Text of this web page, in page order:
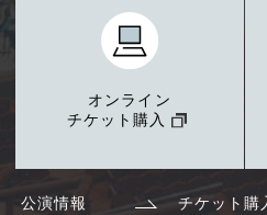
オンライン
チケット購入
公演情報 チケット購